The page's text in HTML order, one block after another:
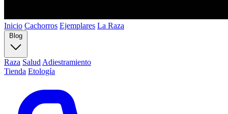
Inicio Cachorros Ejemplares La Raza
Raza Salud Adiestramiento
Tienda Etología